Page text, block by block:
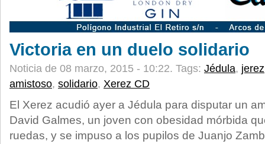
Victoria en un duelo solidario
Noticia de 08 marzo, 2015 - 10:22. Tags: Jédula, jerez
amistoso, solidario, Xerez CD
El Xerez acudió ayer a Jédula para disputar un
David Galmes, un joven con obesidad mórbida
ruedas, y se impuso a los pupilos de Juanjo